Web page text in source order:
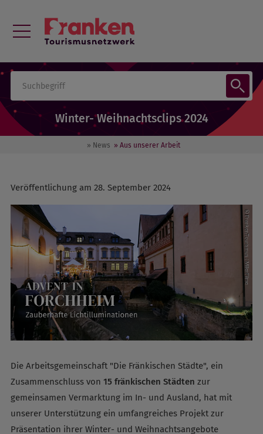
Winter- Weihnachtsclips 2024
» News » Aus unserer Arbeit
Veröffentlichung am 28. September 2024
Die Arbeitsgemeinschaft "Die Fränkischen Städte", ein
Zusammenschluss von 15 fränkischen Städten zur
gemeinsamen Vermarktung im In- und Ausland, hat mit
unserer Unterstützung ein umfangreiches Projekt zur
Präsentation ihrer Winter- und Weihnachtsangebote